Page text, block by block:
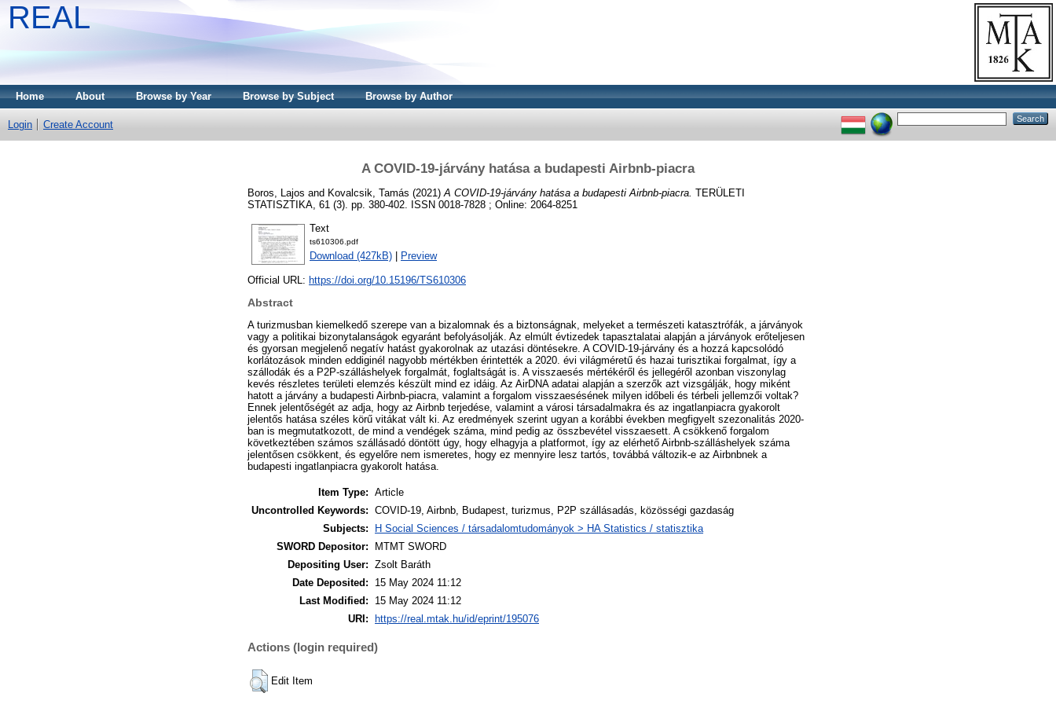
REAL
Home About Browse by Year Browse by Subject Browse by Author
Login Create Account
A COVID-19-járvány hatása a budapesti Airbnb-piacra
Boros, Lajos and Kovalcsik, Tamás (2021) A COVID-19-járvány hatása a budapesti Airbnb-piacra. TERÜLETI
STATISZTIKA, 61 (3). pp. 380-402. ISSN 0018-7828 ; Online: 2064-8251
Text
ts610306.pdf
Download (427kB) Preview
Official URL: https://doi.org/10.15196/TS610306
Abstract
A turizmusban kiemelkedő szerepe van a bizalomnak és a biztonságnak, melyeket a természeti katasztrófák, a járványok
vagy a politikai bizonytalanságok egyaránt befolyásolják. Az elmúlt évtizedek tapasztalatai alapján a járványok erőteljesen
és gyorsan megjelenő negatív hatást gyakorolnak az utazási döntésekre. A COVID-19-járvány és a hozzá kapcsolódó
korlátozások minden eddiginél nagyobb mértékben érintették a 2020. évi világméretű és hazai turisztikai forgalmat, így a
szállodák és a P2P-szálláshelyek forgalmát, foglaltságát is. A visszaesés mértékéről és jellegéről azonban viszonylag
kevés részletes területi elemzés készült mind ez idáig. Az AirDNA adatai alapján a szerzők azt vizsgálják, hogy miként
hatott a járvány a budapesti Airbnb-piacra, valamint a forgalom visszaesésének milyen időbeli és térbeli jellemzői voltak?
Ennek jelentőségét az adja, hogy az Airbnb terjedése, valamint a városi társadalmakra és az ingatlanpiacra gyakorolt
jelentős hatása széles körű vitákat vált ki. Az eredmények szerint ugyan a korábbi években megfigyelt szezonalitás 2020-
ban is megmutatkozott, de mind a vendégek száma, mind pedig az összbevétel visszaesett. A csökkenő forgalom
következtében számos szállásadó döntött úgy, hogy elhagyja a platformot, így az elérhető Airbnb-szálláshelyek száma
jelentősen csökkent, és egyelőre nem ismeretes, hogy ez mennyire lesz tartós, továbbá változik-e az Airbnbnek a
budapesti ingatlanpiacra gyakorolt hatása.
Item Type: Article
Uncontrolled Keywords: COVID-19, Airbnb, Budapest, turizmus, P2P szállásadás, közösségi gazdaság
Subjects:
H Social Sciences / társadalomtudományok > HA Statistics / statisztika
SWORD Depositor:
MTMT SWORD
Depositing User: Zsolt Baráth
Date Deposited:
15 May 2024 11:12
Last Modified:
15 May 2024 11:12
URI:
https://real.mtak.hu/id/eprint/195076
Actions (login required)
Edit Item